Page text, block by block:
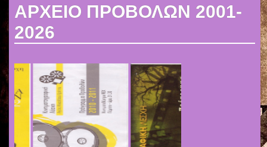
ΑΡΧΕΙΟ ΠΡΟΒΟΛΩΝ 2001-
2026